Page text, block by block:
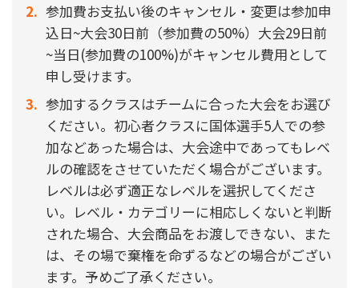
参加費お支払い後のキャンセル・変更は参加申
込日~大会30日前（参加費の50%）大会29日前
~当日(参加費の100%)がキャンセル費用として
申し受けます。
参加するクラスはチームに合った大会をお選び
ください。初心者クラスに国体選手5人での参
加などあった場合は、大会途中であってもレベ
ルの確認をさせていただく場合がございます。
レベルは必ず適正なレベルを選択してくださ
い。レベル・カテゴリーに相応しくないと判断
された場合、大会商品をお渡しできない、また
は、その場で棄権を命ずるなどの場合がござい
ます。予めご了承ください。